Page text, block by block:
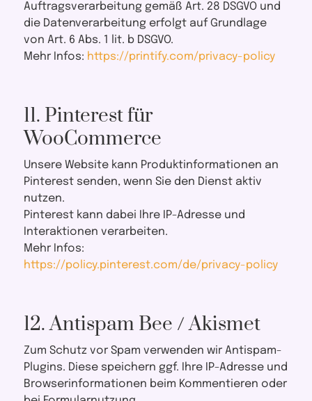
Auftragsverarbeitung gemäß Art. 28 DSGVO und
die Datenverarbeitung erfolgt auf Grundlage
von Art. 6 Abs. 1 lit. b DSGVO.
Mehr Infos: https://printify.com/privacy-policy
11. Pinterest für
WooCommerce
Unsere Website kann Produktinformationen an
Pinterest senden, wenn Sie den Dienst aktiv
nutzen.
Pinterest kann dabei Ihre IP-Adresse und
Interaktionen verarbeiten.
Mehr Infos:
https://policy.pinterest.com/de/privacy-policy
12. Antispam Bee / Akismet
Zum Schutz vor Spam verwenden wir Antispam-
Plugins. Diese speichern ggf. Ihre IP-Adresse und
Browserinformationen beim Kommentieren oder